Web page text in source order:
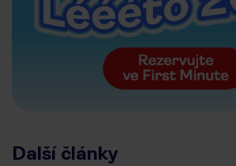
Další články